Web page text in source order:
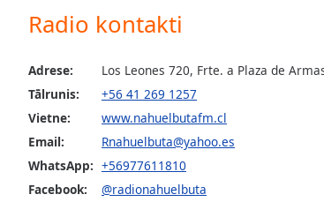
subtitles
selected
Audio
Track
Picture-
in-
Picture
Fullscreen
Radio kontakti
Adrese:
Los Leones 720, Frte. a Plaza de
Tālrunis:
+56 41 269 1257
Vietne:
www.nahuelbutafm.cl
Email:
Rnahuelbuta@yahoo.es
WhatsApp: +56977611810
Facebook:
@radionahuelbuta